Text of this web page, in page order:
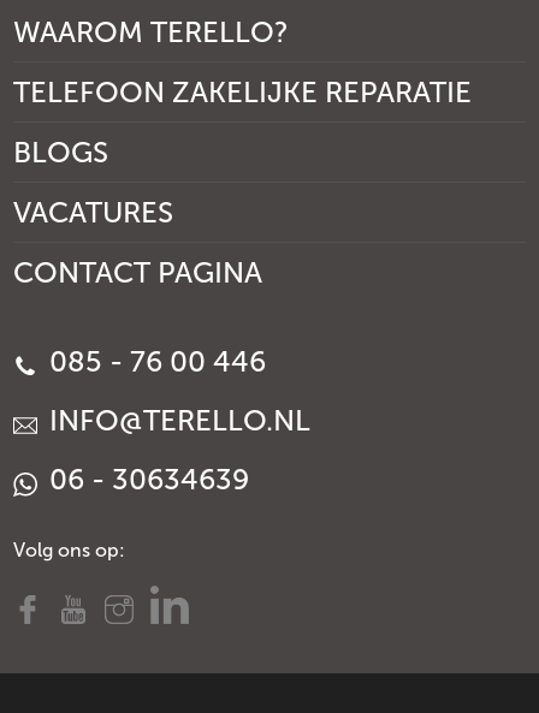
WAAROM TERELLO?
TELEFOON ZAKELIJKE REPARATIE
BLOGS
VACATURES
CONTACT PAGINA
085 - 76 00 446
INFO@TERELLO.NL
06 - 30634639
Volg ons op: